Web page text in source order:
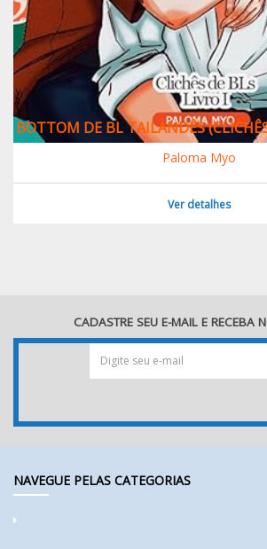
BOTTOM DE BL TAILANDÊS
Paloma Myo
Ver detalhes
CADASTRE SEU E-MAIL E RECEBA
NAVEGUE PELAS CATEGORIAS